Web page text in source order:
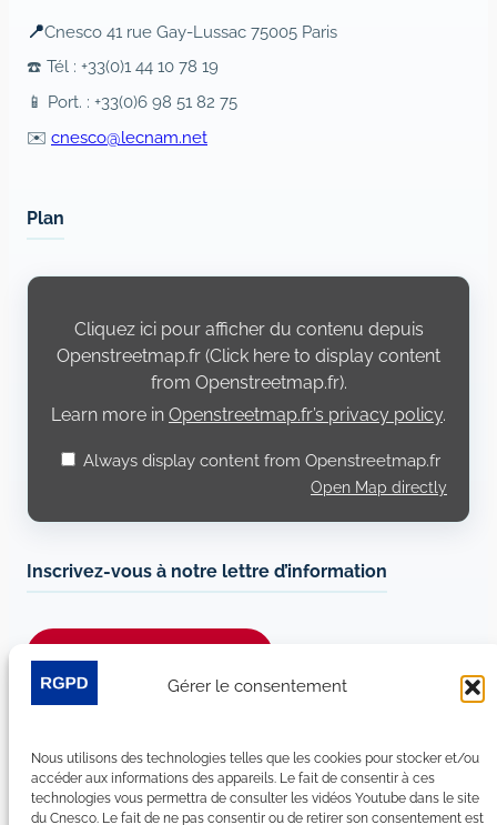
Gérer le consentement
Nous utilisons des technologies telles que les cookies pour stocker et/ou
accéder aux informations des appareils. Le fait de consentir à ces
technologies vous permettra de consulter les vidéos Youtube dans le site
du Cnesco. Le fait de ne pas consentir ou de retirer son consentement est
📍Cnesco 41 rue Gay-Lussac 75005 Paris
☎️ Tél : +33(0)1 44 10 78 19
📱 Port. : +33(0)6 98 51 82 75
✉️ cnesco@lecnam.net
Plan
Display
Openstreetmap.fr
Cliquez ici pour afficher du contenu depuis
Openstreetmap.fr (Click here to display content
from Openstreetmap.fr).
Learn more in Openstreetmap.fr’s privacy policy.
Always display content from Openstreetmap.fr
Open Map directly
Inscrivez-vous à notre lettre d’information
LinkedIn
YouTube
Facebook
Bluesky